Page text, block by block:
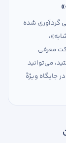
گردآوری شده
معرفی
می‌توانید
جایگاه ویژهٔ